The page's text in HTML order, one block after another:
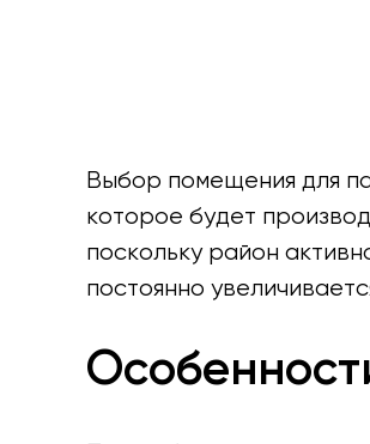
Выбор помещения для
которое будет
поскольку район
постоянно